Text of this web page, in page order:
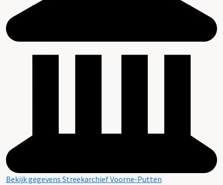
Bekijk gegevens Streekarchief Voorne-Putten